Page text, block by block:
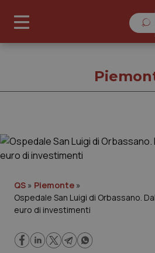
Governo e Parlamento
Regioni e Asl
QS » Piemonte »
Ospedale San Luigi di Orbassano.
euro di investimenti